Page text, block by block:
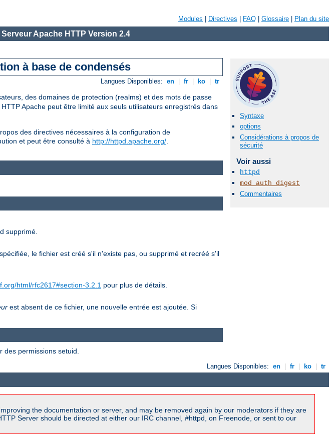
Modules Directives FAQ Glossaire Plan du site
Serveur Apache HTTP Version 2.4
à base de condensés
Langues Disponibles: en fr ko tr
des domaines de protection (realms) et des mots de passe
Apache peut être limité aux seuls utilisateurs enregistrés dans
des directives nécessaires à la configuration de
et peut être consulté à http://httpd.apache.org/.
Syntaxe
options
Considérations à propos de
sécurité
Voir aussi
httpd
mod_auth_digest
Commentaires
supprimé.
le fichier est créé s'il n'existe pas, ou supprimé et recréé s'il
html/rfc2617#section-3.2.1 pour plus de détails.
est absent de ce fichier, une nouvelle entrée est ajoutée. Si
des permissions setuid.
Langues Disponibles: en fr ko tr
the documentation or server, and may be removed again by our moderators if they are
Server should be directed at either our IRC channel, #httpd, on Freenode, or sent to our